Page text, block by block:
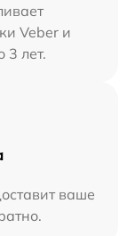
Veber и
3 лет.
ваше